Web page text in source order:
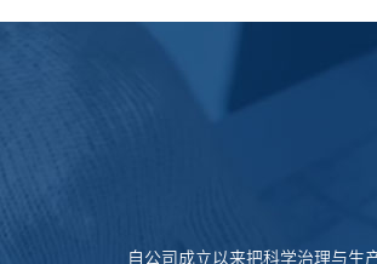
自公司成立以来把科学治理与生